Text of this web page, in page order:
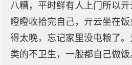
八糟，平时鲜有人上门所以
瞪瞪收拾完自己，亓云坐在
得太晚，忘记家里没屯粮了
类的不卫生，一般都自己做